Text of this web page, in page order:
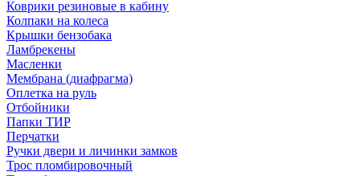
Коврики резиновые в кабину
Колпаки на колеса
Крышки бензобака
Ламбрекены
Масленки
Мембрана (диафрагма)
Оплетка на руль
Отбойники
Папки ТИР
Перчатки
Ручки двери и личинки замков
Трос пломбировочный